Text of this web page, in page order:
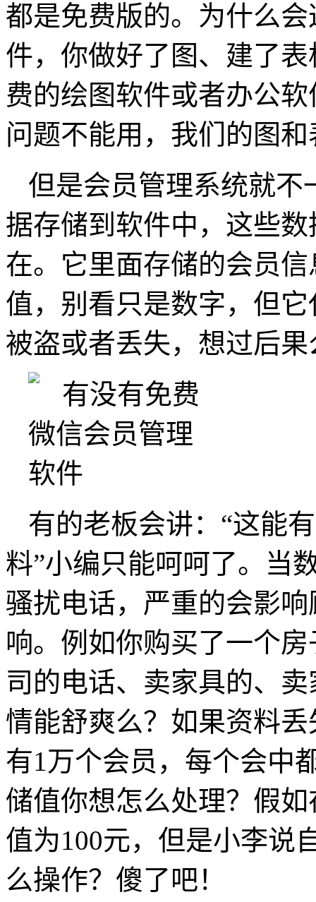
都是免费版的。为什么
件，你做好了图、建了
费的绘图软件或者办公
问题不能用，我们的图
但是会员管理系统就不
据存储到软件中，这些
在。它里面存储的会员
值，别看只是数字，但
被盗或者丢失，想过后果
有的老板会讲：“这能
料”小编只能呵呵了。当
骚扰电话，严重的会影
响。例如你购买了一个
司的电话、卖家具的、
情能舒爽么？如果资料
有1万个会员，每个会中
储值你想怎么处理？假
值为100元，但是小李说
么操作？傻了吧！